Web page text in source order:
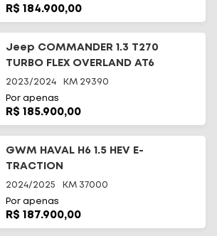
R$ 184.900,00
Jeep COMMANDER 1.3 T270
TURBO FLEX OVERLAND AT6
2023/2024 KM 29390
Por apenas
R$ 185.900,00
GWM HAVAL H6 1.5 HEV E-
TRACTION
2024/2025 KM 37000
Por apenas
R$ 187.900,00